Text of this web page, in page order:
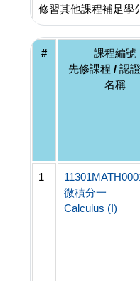
修習其他課程補足學
#
課程編號
先修課程 / 認
名稱
1
微積分一
Calculus (I)